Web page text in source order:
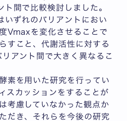
間で比較検討しました。
いずれのバリアントにおい
Vmaxを変化させることで
すこと、代謝活性に対する
アント間で大きく異なるこ
素を用いた研究を行ってい
スカッションをすることが
考慮していなかった観点か
だき、それらを今後の研究